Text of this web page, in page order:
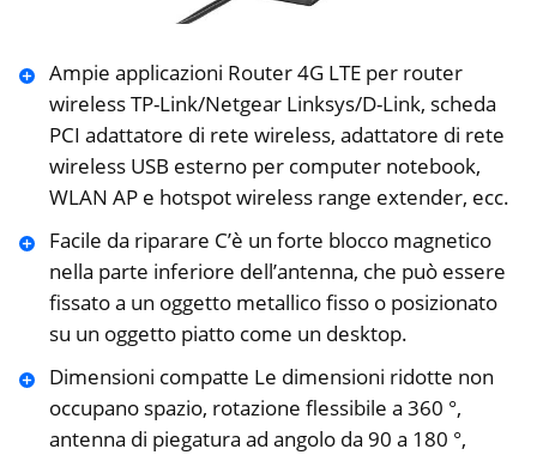
Ampie applicazioni Router 4G LTE per router
wireless TP-Link/Netgear Linksys/D-Link, scheda
PCI adattatore di rete wireless, adattatore di rete
wireless USB esterno per computer notebook,
WLAN AP e hotspot wireless range extender, ecc.
Facile da riparare C’è un forte blocco magnetico
nella parte inferiore dell’antenna, che può essere
fissato a un oggetto metallico fisso o posizionato
su un oggetto piatto come un desktop.
Dimensioni compatte Le dimensioni ridotte non
occupano spazio, rotazione flessibile a 360 °,
antenna di piegatura ad angolo da 90 a 180 °,